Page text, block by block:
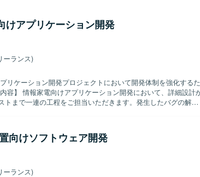
けアプリケーション開発
ーランス)
リケーション開発プロジェクトにおいて開発体制を強化するた
トまで一連の工程をご担当いただきます。発生したバグの解析
家電向けのプロダクト開
近い領域での開発経験を積むことができます。C/C++を用いた開
信やAudio処理などの知識を身に付ける機会があります。 【開
、GitHub（Git）などを用いた開発環境となります。
向けソフトウェア開発
ーランス)